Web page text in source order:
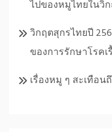
ไปของหมูไทยในวิ
วิกฤตสุกรไทยปี
ของการรักษาโรคเ
เรื่องหมู ๆ สะเทือน